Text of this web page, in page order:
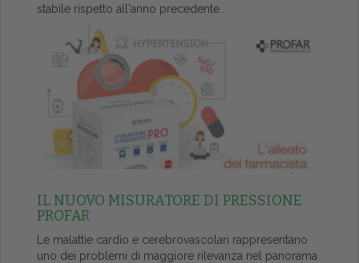
stabile rispetto all'anno precedente...
IL NUOVO MISURATORE DI PRESSIONE
PROFAR
Le malattie cardio e cerebrovascolari rappresentano
uno dei problemi di maggiore rilevanza nel panorama